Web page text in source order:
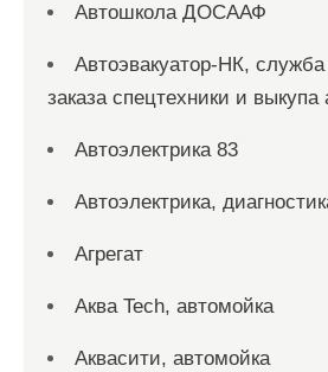
Автошкола ДОСААФ
Автоэвакуатор-НК,
заказа спецтехники и
Автоэлектрика 83
Автоэлектрика,
Агрегат
Аква Tech, автомойка
Аквасити, автомойка